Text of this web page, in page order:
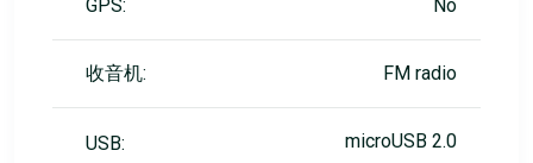
GPS: No
收音机: FM radio
USB: microUSB 2.0